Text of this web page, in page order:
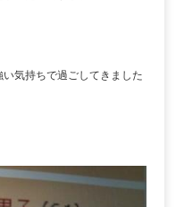
気持ちで過ごしてきました